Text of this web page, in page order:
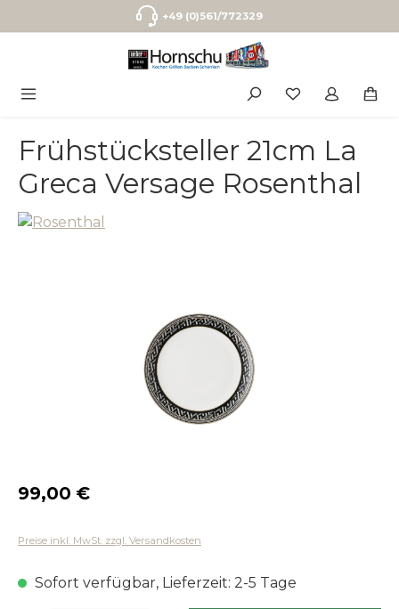
Zum Hauptinhalt springen+49 (0)561/772329
Frühstücksteller 21cm La
Greca Versage Rosenthal
Regulärer Preis:
99,00 €
Preise inkl. MwSt. zzgl. Versandkosten
Sofort verfügbar, Lieferzeit: 2-5 Tage